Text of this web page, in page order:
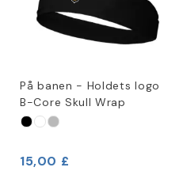
På banen - Holdets logo
B-Core Skull Wrap
15,00 £